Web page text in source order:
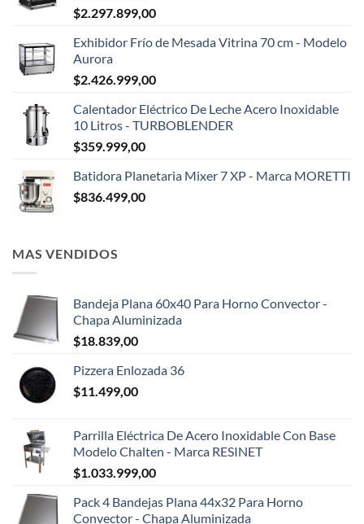
$2.297.899,00
Exhibidor Frío de Mesada Vitrina 70 cm - Modelo
Aurora
$2.426.999,00
Calentador Eléctrico De Leche Acero Inoxidable
10 Litros - TURBOBLENDER
$359.999,00
Batidora Planetaria Mixer 7 XP - Marca MORETTI
$836.499,00
MAS VENDIDOS
Bandeja Plana 60x40 Para Horno Convector -
Chapa Aluminizada
$18.839,00
Pizzera Enlozada 36
$11.499,00
Parrilla Eléctrica De Acero Inoxidable Con Base
Modelo Chalten - Marca RESINET
$1.033.999,00
Pack 4 Bandejas Plana 44x32 Para Horno
Convector - Chapa Aluminizada